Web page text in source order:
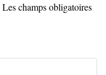
Les champs obligatoires